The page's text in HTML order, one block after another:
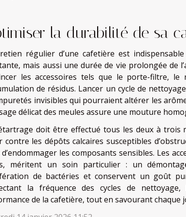
la durabilité de sa
régulier d’une cafetière est
mais aussi une durée de vie prolongée de
les accessoires tels que le porte-filtre, le
de résidus. Lancer un cycle de
invisibles qui pourraient altérer les
délicat des meules assure une mouture
doit être effectué tous les deux à trois
contre les dépôts calcaires susceptibles
les composants sensibles. Les
méritent un soin particulier : un
de bactéries et conservent un goût
la fréquence des cycles de
de la cafetière, tout en savourant chaque